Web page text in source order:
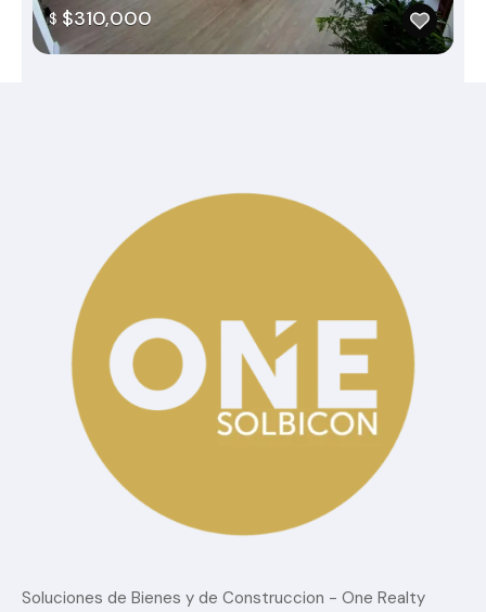
$ $310,000
Confort
estilo de vida
Lujo
Sin Categoria
Tendencias del mercado
Soluciones de Bienes y de Construccion - One Realty